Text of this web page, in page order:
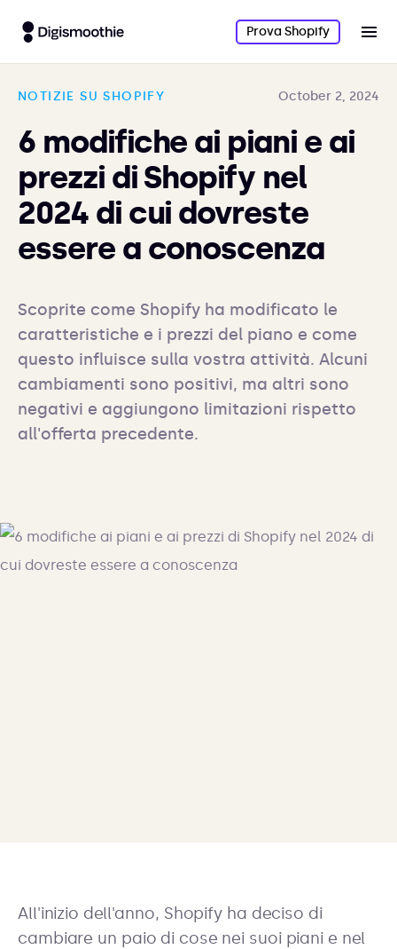
Prova Shopify
NOTIZIE SU SHOPIFY October 2, 2024
6 modifiche ai piani e ai
prezzi di Shopify nel
2024 di cui dovreste
essere a conoscenza
Scoprite come Shopify ha modificato le
caratteristiche e i prezzi del piano e come
questo influisce sulla vostra attività. Alcuni
cambiamenti sono positivi, ma altri sono
negativi e aggiungono limitazioni rispetto
all'offerta precedente.
All'inizio dell'anno, Shopify ha deciso di
cambiare un paio di cose nei suoi piani e nel